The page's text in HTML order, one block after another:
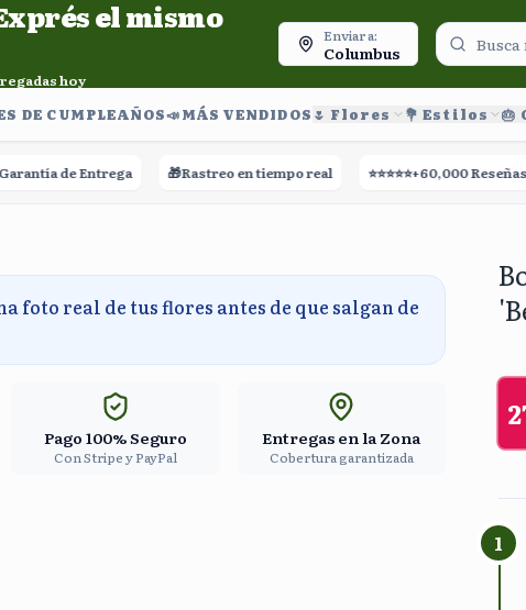
frescas entregadas hoy.
el mismo
hoy
Enviar a:
Columbus
DE CUMPLEAÑOS📣​MÁS VENDIDOS 🌷 Flores 💐 Estilos 🎂
de Entrega 🎁 Rastreo en tiempo real ⭐⭐⭐⭐⭐+60,000 Reseñas
foto real de tus flores antes de que salgan de
Pago 100% Seguro
Con Stripe y PayPal
Entregas en la Zona
Cobertura garantizada
1